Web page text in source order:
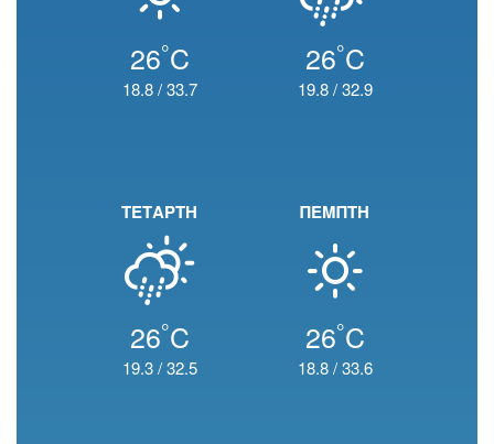
26°C
18.8/33.7
26°C
19.8/32.9
ΤΕΤΑΡΤΗ
26°C
19.3/32.5
ΠΕΜΠΤΗ
26°C
18.8/33.6